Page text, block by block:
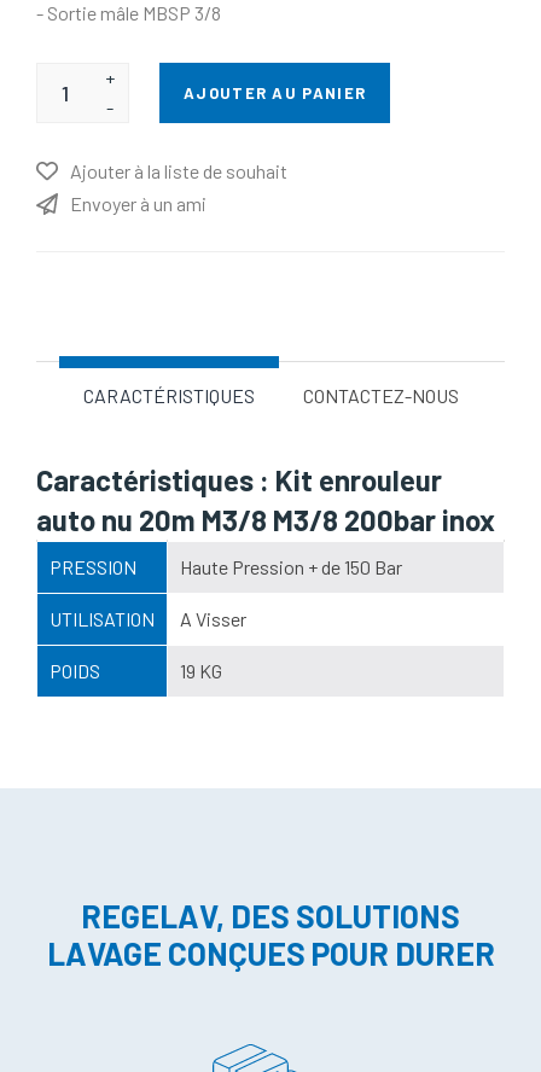
- Sortie mâle MBSP 3/8
+
-
AJOUTER AU PANIER
Ajouter à la liste de souhait
Envoyer à un ami
CARACTÉRISTIQUES CONTACTEZ-NOUS
Caractéristiques : Kit enrouleur
auto nu 20m M3/8 M3/8 200bar inox
PRESSION Haute Pression + de 150 Bar
UTILISATION A Visser
POIDS 19 KG
REGELAV, DES SOLUTIONS
LAVAGE CONÇUES POUR DURER